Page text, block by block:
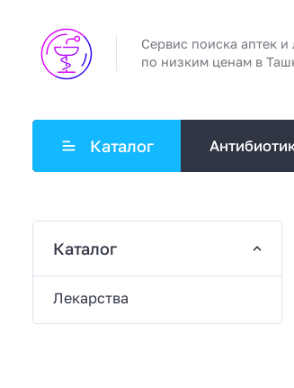
Сервис поиска аптек и
по низким ценам в
Каталог
Каталог
Лекарства